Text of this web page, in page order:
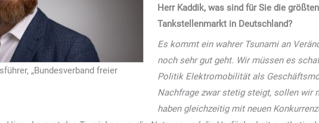
„Bundesverband freier
Herr Kaddik, was sind für Sie die
Tankstellenmarkt in Deutschland?
Es kommt ein wahrer Tsunami an
noch sehr gut geht. Wir müssen es
Politik Elektromobilität als
Nachfrage zwar stetig steigt, sollen wir
haben gleichzeitig mit neuen